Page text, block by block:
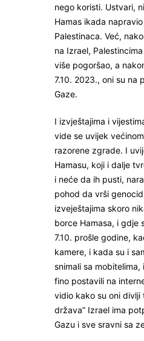
nego koristi. Ustvari,
Hamas ikada
Palestinaca. Već,
na Izrael,
više pogoršao, a
7.10. 2023., oni su na
Gaze.
I izvještajima i
vide se uvijek
razorene zgrade. I
Hamasu, koji i dalje
i neće da ih pusti,
pohod da vrši
izveještajima skoro
borce Hamasa, i gdje
7.10. prošle godine,
kamere, i kada su i
snimali sa
fino postavili na
vidio kako su oni divlji
država” Izrael ima
Gazu i sve sravni sa